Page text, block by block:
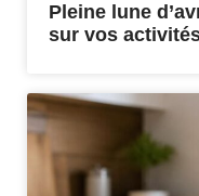
Pleine lune
sur vos